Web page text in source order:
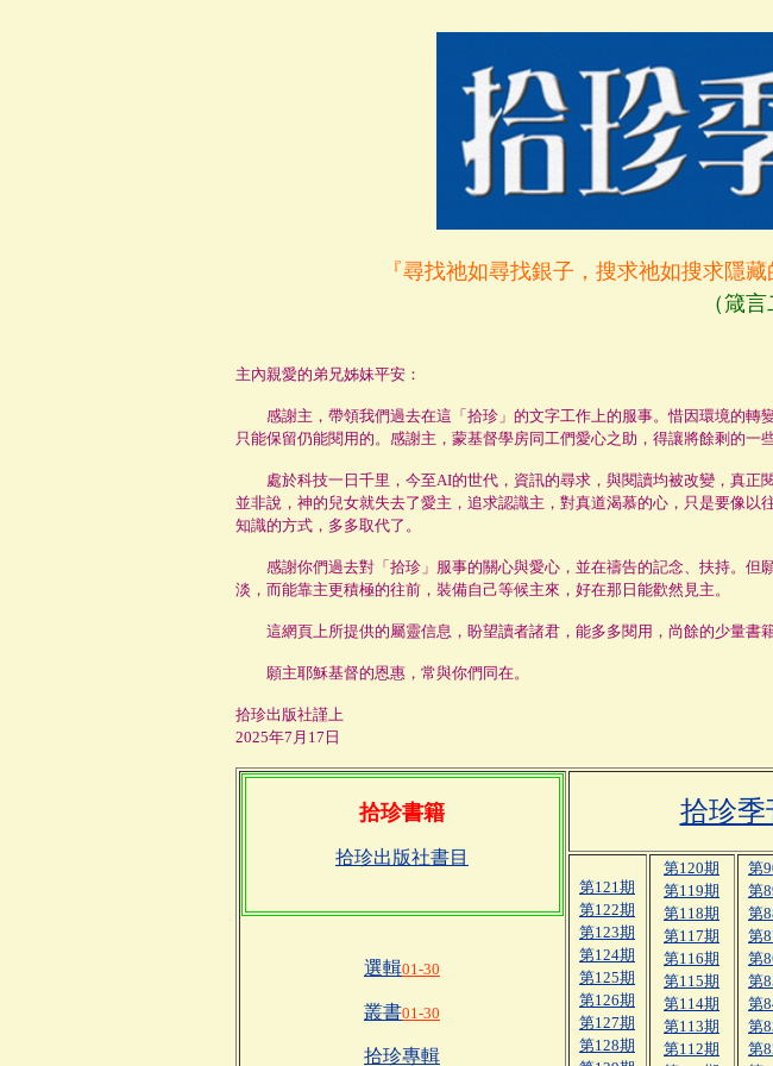
『尋找祂如尋找銀子，搜求祂如搜求隱
（箴
主內親愛的弟兄姊妹平安：
感謝主，帶領我們過去在這「拾珍」的文字工作上的服事。惜因環境的轉
只能保留仍能閱用的。感謝主，蒙基督學房同工們愛心之助，得讓將餘剩的一
處於科技一日千里，今至AI的世代，資訊的尋求，與閱讀均被改變，真正
並非說，神的兒女就失去了愛主，追求認識主，對真道渴慕的心，只是要像
知識的方式，多多取代了。
感謝你們過去對「拾珍」服事的關心與愛心，並在禱告的記念、扶持。但
淡，而能靠主更積極的往前，裝備自己等候主來，好在那日能歡然見主。
這網頁上所提供的屬靈信息，盼望讀者諸君，能多多閱用，尚餘的少量書
願主耶穌基督的恩惠，常與你們同在。
拾珍出版社謹上
2025年7月17日
拾珍書籍
拾珍出版社書目
選輯01-30
叢書01-30
拾珍專輯
拾珍季
第121期
第122期
第123期
第124期
第125期
第126期
第127期
第128期
第120期
第119期
第118期
第117期
第116期
第115期
第114期
第113期
第112期
第
第
第
第
第
第
第
第
第